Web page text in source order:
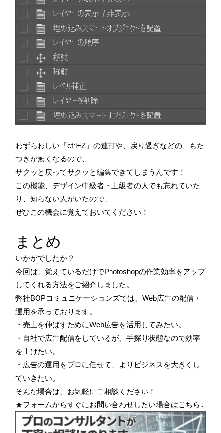
わずらわしい「ctrl+Z」の連打や、戻り過ぎなどの、もた
つきが無くなるので、
サクッと戻ってサクッと編集できてしまうんです！
この機能、デザイン中級者・上級者の人でも忘れていた
り、知らない人がいたので、
ぜひこの機会に覚えておいてください！
まとめ
いかがでしたか？
今回は、覚えているだけでPhotoshopの作業効率をアップ
してくれる方法をご紹介しました。
弊社BOPコミュニケーションズでは、Web広告の配信・
運用を承っております。
・売上を伸ばすためにWeb広告を活用してみたい。
・自社で広告配信をしているが、手探り状態なので効率
を上げたい。
・広告の運用をプロに任せて、よりビジネスを大きくし
ていきたい。
そんな場合は、お気軽にご相談ください！
★フォームからすぐにお問い合わせしたい場合はこちら↓